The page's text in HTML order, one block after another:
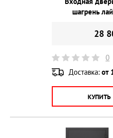
шагрень
28
0
Доставка: от
КУПИТЬ